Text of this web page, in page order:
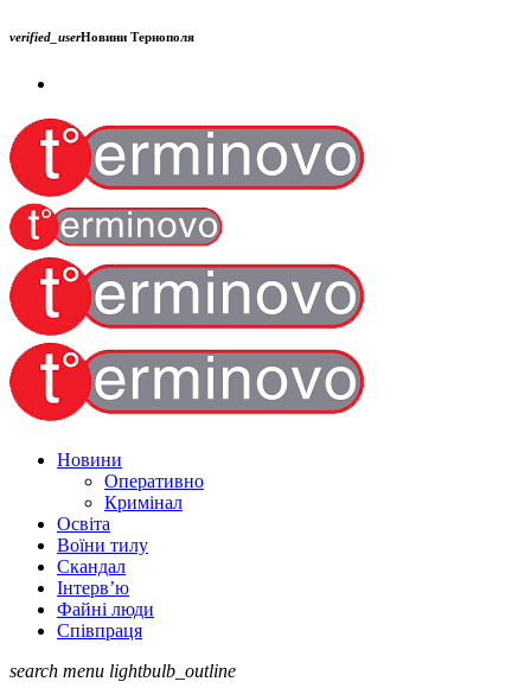
verified_userНовини Тернополя
Новини
Оперативно
Кримінал
Освіта
Воїни тилу
Скандал
Інтерв’ю
Файні люди
Співпраця
search menu lightbulb_outline